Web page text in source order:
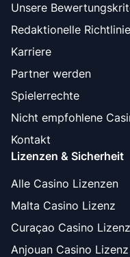
Unsere
Redaktionelle
Karriere
Partner werden
Spielerrechte
Nicht empfohlene
Kontakt
Lizenzen & Sicherheit
Alle Casino Lizenzen
Malta Casino Lizenz
Curaçao Casino Lizenz
Anjouan Casino Lizenz